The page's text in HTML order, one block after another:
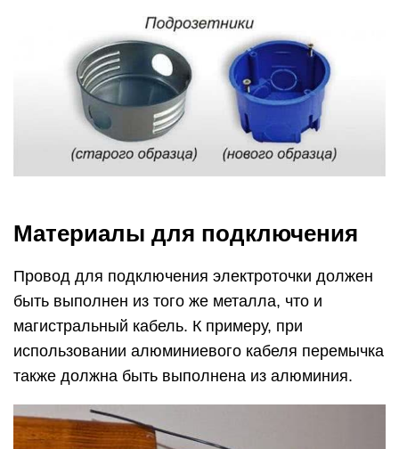
Материалы для подключения
Провод для подключения электроточки должен
быть выполнен из того же металла, что и
магистральный кабель. К примеру, при
использовании алюминиевого кабеля перемычка
также должна быть выполнена из алюминия.